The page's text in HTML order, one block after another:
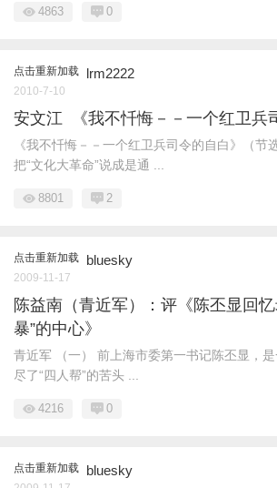
4863 0
点击重新加载 lrm2222
2010-7-10
安文江 《我不忏悔－－一个红卫兵
《我不忏悔－－一个红卫兵司令的自白》（节
把“文化大革命”说成是通 ...
8801 2
点击重新加载 bluesky
2009-11-17
陈益南（青近军）：评《陈丕显回
暴”的中心》
青近军 （一） 前上海市委第一书记陈丕显，
尽了“四人帮”的苦头 ...
4216 0
点击重新加载 bluesky